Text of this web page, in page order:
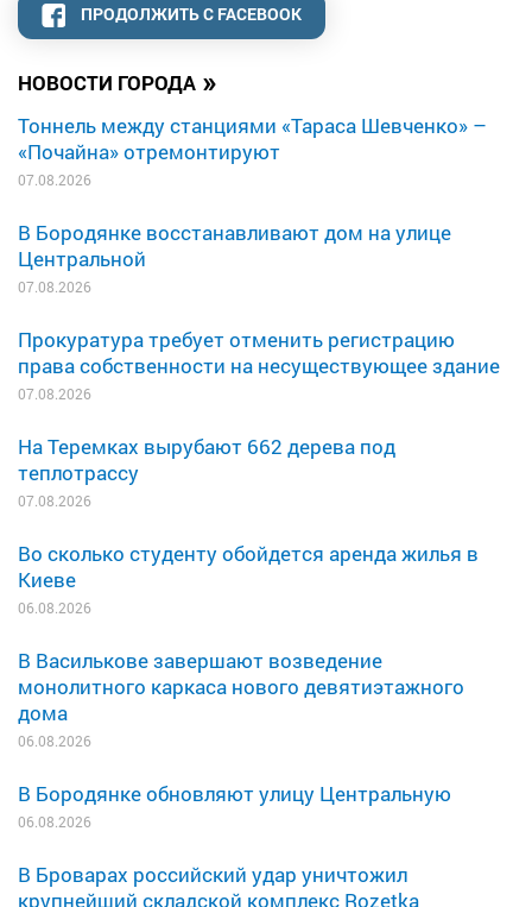
НОВОСТИ ГОРОДА »
Тоннель между станциями «Тараса Шевченко» –
«Почайна» отремонтируют
07.08.2026
В Бородянке восстанавливают дом на улице
Центральной
07.08.2026
Прокуратура требует отменить регистрацию
права собственности на несуществующее здание
07.08.2026
На Теремках вырубают 662 дерева под
теплотрассу
07.08.2026
Во сколько студенту обойдется аренда жилья в
Киеве
06.08.2026
В Василькове завершают возведение
монолитного каркаса нового девятиэтажного
дома
06.08.2026
В Бородянке обновляют улицу Центральную
06.08.2026
В Броварах российский удар уничтожил
крупнейший складской комплекс Rozetka
ПРОДОЛЖИТЬ С FACEBOOK